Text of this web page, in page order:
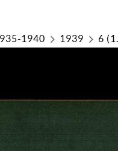
1940 1939 6